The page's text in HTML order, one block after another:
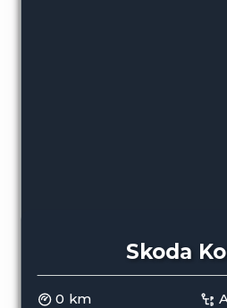
Skoda
0 km